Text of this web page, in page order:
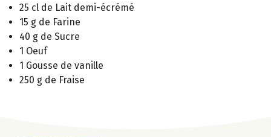
25 cl de Lait demi-écrémé
15 g de Farine
40 g de Sucre
1 Oeuf
1 Gousse de vanille
250 g de Fraise